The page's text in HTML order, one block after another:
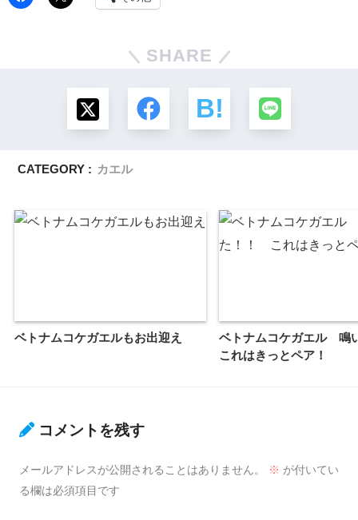
SHARE
CATEGORY : カエル
ベトナムコケガエルもお出迎え
ベトナムコケガエル
これはきっとペア！
コメントを残す
メールアドレスが公開されることはありません。 ※ が付いてい
る欄は必須項目です